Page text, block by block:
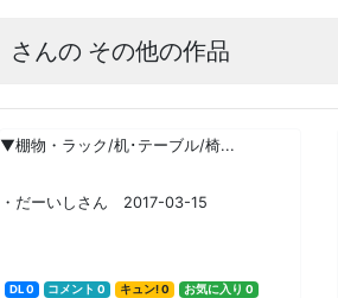
さんの その他の作品
▼棚物・ラック/机･テーブル/椅...
・だーいしさん 2017-03-15
DL 0 コメント 0 キュン! 0 お気に入り 0